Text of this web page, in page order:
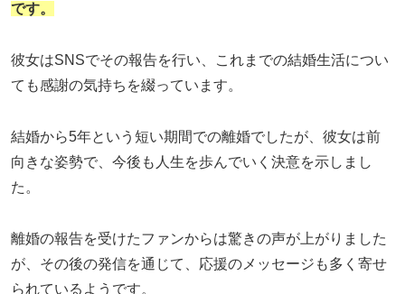
です。
彼女はSNSでその報告を行い、これまでの結婚生活につい
ても感謝の気持ちを綴っています。
結婚から5年という短い期間での離婚でしたが、彼女は前
向きな姿勢で、今後も人生を歩んでいく決意を示しまし
た。
離婚の報告を受けたファンからは驚きの声が上がりました
が、その後の発信を通じて、応援のメッセージも多く寄せ
られているようです。